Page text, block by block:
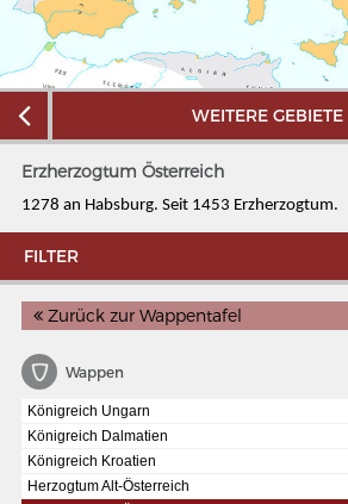
SCHIFFSTYPEN
Entwicklungen im europäischen Schiffbau
MERIANS DEUTSCHLAND 1642 - 1654
Interaktive Karte
FILTER
Zurück zur Wappentafel
Wappen
Königreich Ungarn
Königreich Dalmatien
Königreich Kroatien
Herzogtum Alt-Österreich
WEITERE GEBIETE
Erzherzogtum Österreich
1278 an Habsburg. Seit 1453 Erzherzogtum.